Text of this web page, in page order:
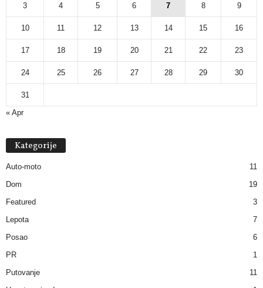
3 4 5 6 7 8 9
10 11 12 13 14 15 16
17 18 19 20 21 22 23
24 25 26 27 28 29 30
31
« Apr
Kategorije
Auto-moto
11
Dom
19
Featured
3
Lepota
7
Posao
6
PR
1
Putovanje
11